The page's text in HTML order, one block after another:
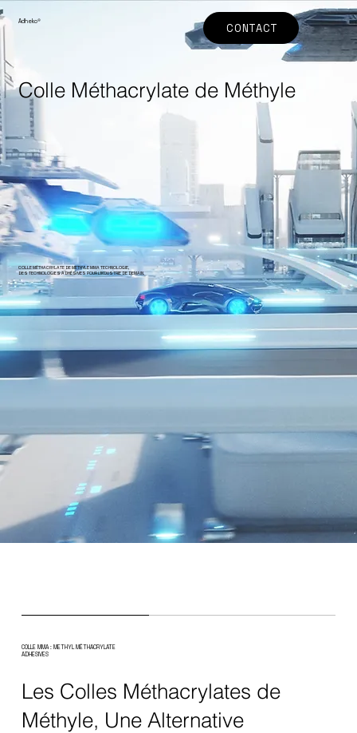
Adheko® CONTACT
Colle Méthacrylate de Méthyle
COLLE MÉTHACRYLATE DE METHYLE MMA TECHNOLOGIE,
DES TECHNOLOGIES ADHÉSIVES POUR L'INDUSTRIE DE DEMAIN.
COLLE MMA : METHYL MÉTHACRYLATE
ADHESIVES
Les Colles Méthacrylates de
Méthyle, Une Alternative